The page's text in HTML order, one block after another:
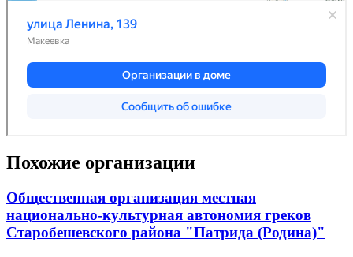
Похожие организации
Общественная организация местная
национально-культурная автономия греков
Старобешевского района "Патрида (Родина)"